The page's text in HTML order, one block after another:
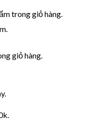
trong giỏ hàng.
giỏ hàng.